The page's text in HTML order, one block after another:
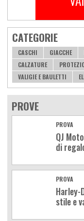
CATEGORIE
CASCHI GIACCHE
CALZATURE
VALIGIE E BAULETTI
PROVE
PROVA
QJ
di
PROVA
Harley-
stile e